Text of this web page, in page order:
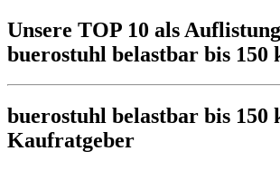
Unsere TOP 10 als
buerostuhl belastbar bis 150
buerostuhl belastbar bis 150
Kaufratgeber